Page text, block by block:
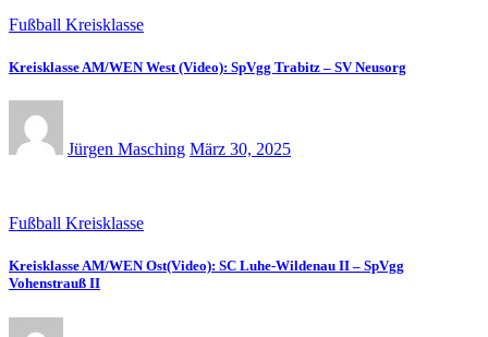
Fußball Kreisklasse
Kreisklasse AM/WEN West (Video): SpVgg Trabitz – SV Neusorg
Jürgen Masching März 30, 2025
Fußball Kreisklasse
Kreisklasse AM/WEN Ost(Video): SC Luhe-Wildenau II – SpVgg
Vohenstrauß II